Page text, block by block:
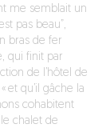
me semblait un
pas beau”,
bras de fer
qui finit par
de l’hôtel de
et qu’il gâche la
cohabitent
chalet de